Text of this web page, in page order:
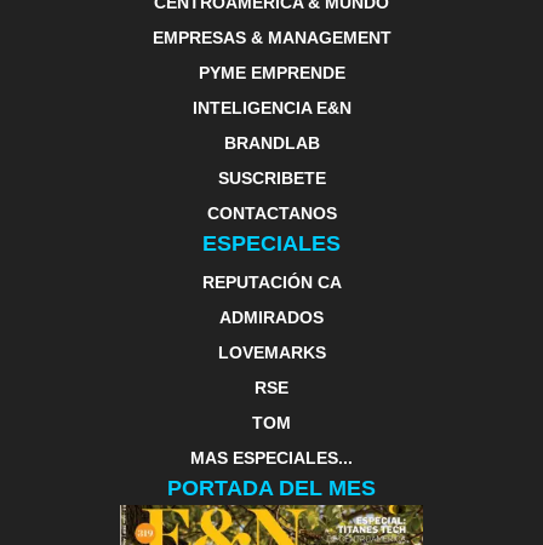
EMPRESAS & MANAGEMENT
PYME EMPRENDE
INTELIGENCIA E&N
BRANDLAB
SUSCRIBETE
CONTACTANOS
ESPECIALES
REPUTACIÓN CA
ADMIRADOS
LOVEMARKS
RSE
TOM
MAS ESPECIALES...
PORTADA DEL MES